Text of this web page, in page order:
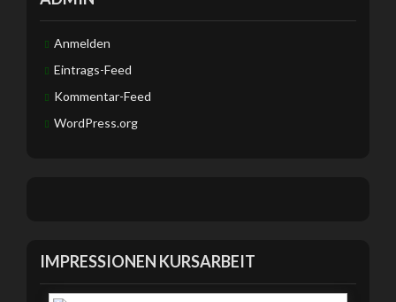
Anmelden
Eintrags-Feed
Kommentar-Feed
WordPress.org
IMPRESSIONEN KURSARBEIT